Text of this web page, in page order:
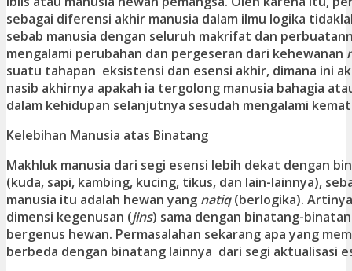
sebagai diferensi akhir manusia dalam ilmu logika
sebab manusia dengan seluruh makrifat dan
mengalami perubahan dan pergeseran dari kehewanan
suatu tahapan eksistensi dan esensi akhir, dimana ini
nasib akhirnya apakah ia tergolong manusia bahagia
dalam kehidupan selanjutnya sesudah mengalami
Kelebihan Manusia atas Binatang
Makhluk manusia dari segi esensi lebih dekat dengan
(kuda, sapi, kambing, kucing, tikus, dan lain-lainnya),
manusia itu adalah hewan yang natiq(berlogika).
dimensi kegenusan (jins) sama dengan binatang-
bergenus hewan. Permasalahan sekarang apa yang
berbeda dengan binatang lainnya dari segi aktualisasi